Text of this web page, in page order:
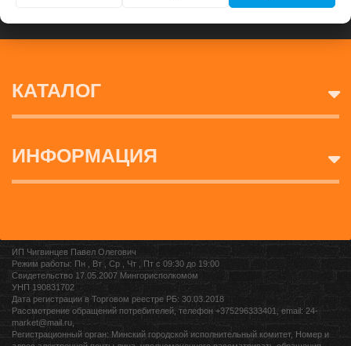
КАТАЛОГ
ИНФОРМАЦИЯ
ИП Чигвинцев Павел Олегович
Режим работы: Пн , Вт , Ср , Чт , Пт c 09:30 до 19:00
Свидетельство 17.05.2007 Мингорисполкомом
УНП 190831702
Дата регистрации в Торговом реестре РБ: 30.03.2018
Рассмотрение обращений потребителей, телефон +375296333401, email: 24-
market@mail.ru,
Регистрационный орган: Минский городской исполнительный комитет, Номер и